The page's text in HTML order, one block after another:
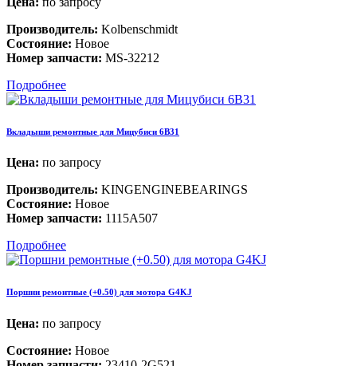
Производитель: Kolbenschmidt
Состояние: Новое
Номер запчасти: MS-32212
Подробнее
Вкладыши ремонтные для Мицубиси 6B31
Цена: по запросу
Производитель: KINGENGINEBEARINGS
Состояние: Новое
Номер запчасти: 1115A507
Подробнее
Поршни ремонтные (+0.50) для мотора G4KJ
Цена: по запросу
Состояние: Новое